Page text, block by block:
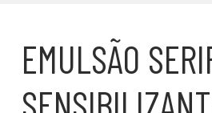
EMULSÃO